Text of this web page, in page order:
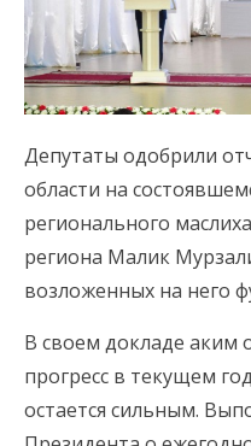
Депутаты одобрили
области на
регионального
региона Малик
возложенных на него
В своем докладе аким
прогресс в текущем
остается сильным.